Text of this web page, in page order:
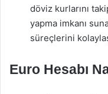
döviz kurlarını
yapma imkanı
süreçlerini
Euro Hesabı